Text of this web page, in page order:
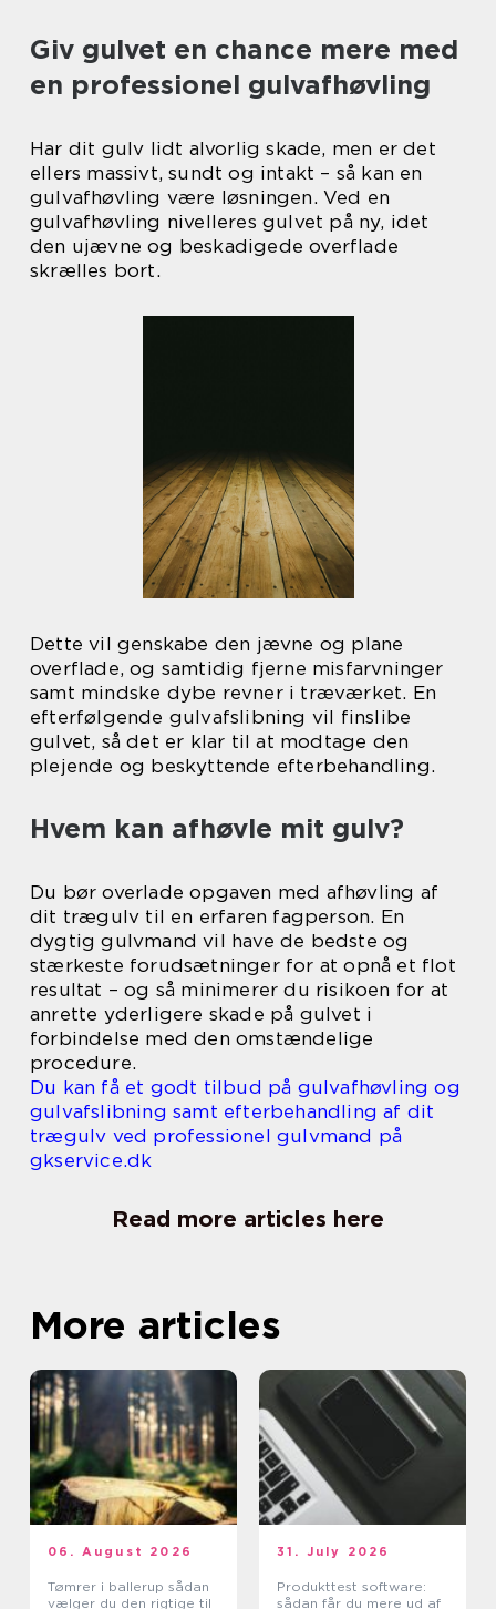
Giv gulvet en chance mere med
en professionel gulvafhøvling
Har dit gulv lidt alvorlig skade, men er det
ellers massivt, sundt og intakt – så kan en
gulvafhøvling være løsningen. Ved en
gulvafhøvling nivelleres gulvet på ny, idet
den ujævne og beskadigede overflade
skrælles bort.
Dette vil genskabe den jævne og plane
overflade, og samtidig fjerne misfarvninger
samt mindske dybe revner i træværket. En
efterfølgende gulvafslibning vil finslibe
gulvet, så det er klar til at modtage den
plejende og beskyttende efterbehandling.
Hvem kan afhøvle mit gulv?
Du bør overlade opgaven med afhøvling af
dit trægulv til en erfaren fagperson. En
dygtig gulvmand vil have de bedste og
stærkeste forudsætninger for at opnå et flot
resultat – og så minimerer du risikoen for at
anrette yderligere skade på gulvet i
forbindelse med den omstændelige
procedure.
Du kan få et godt tilbud på gulvafhøvling og
gulvafslibning samt efterbehandling af dit
trægulv ved professionel gulvmand på
gkservice.dk
Read more articles here
More articles
06. August 2026
Tømrer i ballerup sådan
vælger du den rigtige til
31. July 2026
Produkttest software:
sådan får du mere ud af